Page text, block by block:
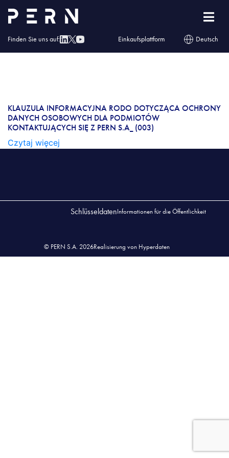
Finden Sie uns auf: Einkaufsplattform Deutsch
Klauzula informacyjna RODO dotycząca ochrony
danych osobowych dla podmiotów
KLAUZULA INFORMACYJNA RODO DOTYCZĄCA
KLAUZULA INFORMACYJNA RODO DOTYCZĄCA OCHRONY
DANYCH OSOBOWYCH DLA PODMIOTÓW
KONTAKTUJĄCYCH SIĘ Z PERN S.A_ (003)
Czytaj więcej
SchlüsseldatenInformationen für die Öffentlichkeit
© PERN S.A. 2026Realisierung von Hyperdaten